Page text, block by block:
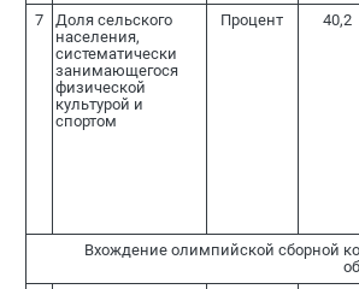
7
Доля сельского
населения,
систематически
занимающегося
физической
культурой и
спортом
Процент 40,2
Вхождение олимпийской сборной